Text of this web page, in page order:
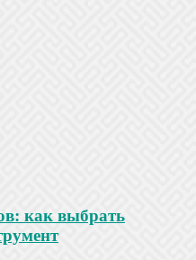
как выбрать